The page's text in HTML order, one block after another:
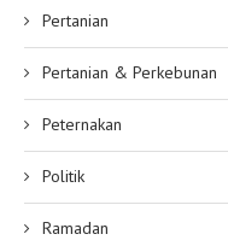
Pertanian
Pertanian & Perkebunan
Peternakan
Politik
Ramadan